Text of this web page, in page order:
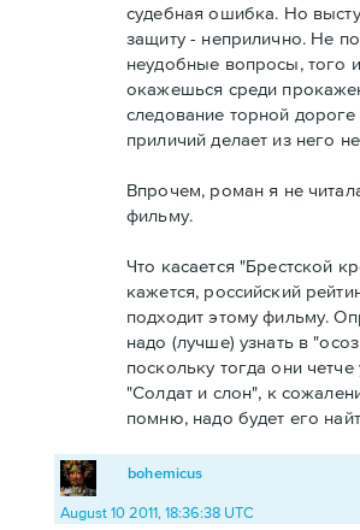
судебная ошибка. Но
защиту - неприлично. Не
неудобные вопросы, того
окажешься среди
следование торной
приличий делает из него
Впрочем, роман я не
фильму.
Что касается "Брестской
кажется, российский
подходит этому фильму.
надо (лучше) узнать в
поскольку тогда они четче
"Солдат и слон", к
помню, надо будет его
bohemicus
August 10 2011, 18:36:38 UTC